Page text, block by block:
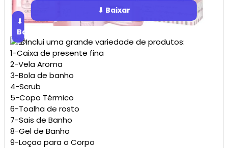
⬇ Baixar
⬇
Baixar
Inclui uma grande variedade de produtos:
1-Caixa de presente fina
2-Vela Aroma
3-Bola de banho
4-Scrub
5-Copo Térmico
6-Toalha de rosto
7-Sais de Banho
8-Gel de Banho
9-Loçao para o Corpo